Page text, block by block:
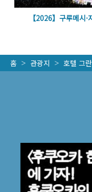
【2026】구루메시
홈 관광지 호텔 그